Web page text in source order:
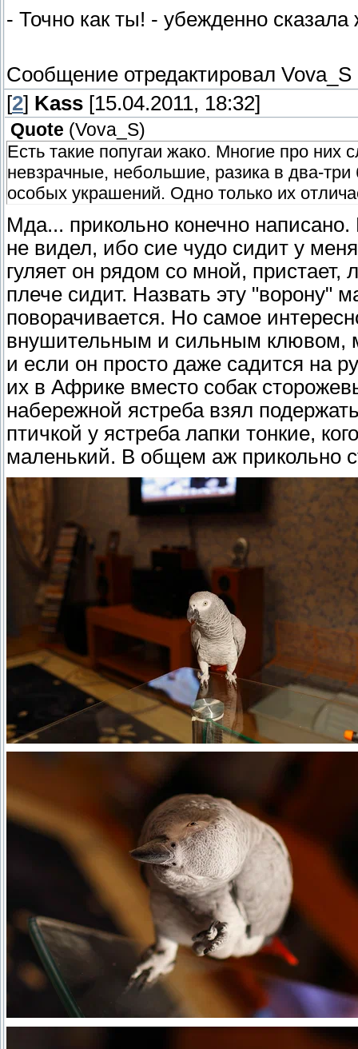
- Точно как ты! - убежденно сказала
Сообщение отредактировал Vova_S
[2] Kass [15.04.2011, 18:32]
Quote (Vova_S)
Есть такие попугаи жако. Многие про
невзрачные, небольшие, разика в два-
особых украшений. Одно только их
Мда... прикольно конечно
не видел, ибо сие чудо сидит у
гуляет он рядом со мной,
плече сидит. Назвать эту "ворону"
поворачивается. Но самое
внушительным и сильным клювом,
и если он просто даже садится на
их в Африке вместо собак
набережной ястреба взял
птичкой у ястреба лапки тонкие,
маленький. В общем аж прикольно